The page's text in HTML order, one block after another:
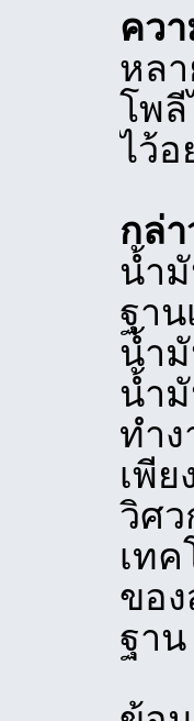
คว
หล
โพ
ไว้อ
กล่
น้ำ
ฐา
น้ำ
น้ำ
ทำ
เพี
วิศ
เท
ขอ
ฐา